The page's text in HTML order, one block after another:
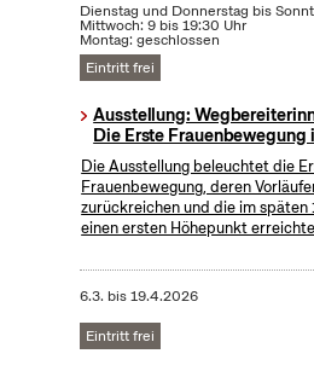
Dienstag und Donnerstag bis
Mittwoch: 9 bis 19:30 Uhr
Montag: geschlossen
Eintritt frei
Ausstellung:
Die Erste Frauenbewegung
Die Ausstellung beleuchtet die
Frauenbewegung, deren
zurückreichen und die im
einen ersten Höhepunkt
6.3. bis19.4.2026
Eintritt frei